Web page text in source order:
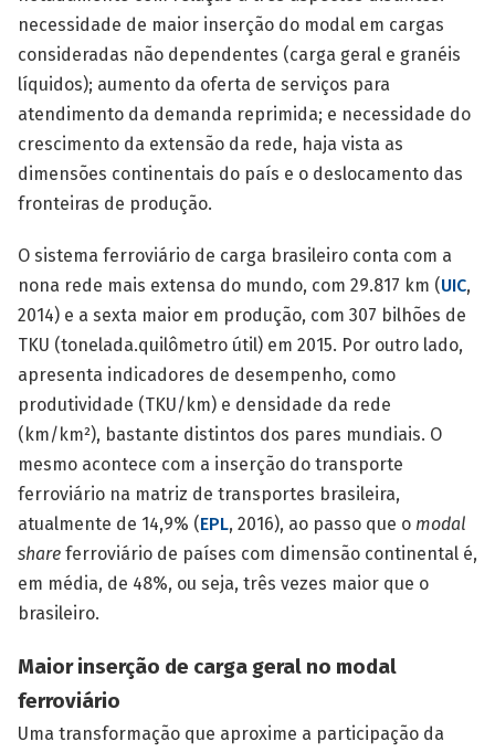
necessidade de maior inserção do modal em cargas
consideradas não dependentes (carga geral e granéis
líquidos); aumento da oferta de serviços para
atendimento da demanda reprimida; e necessidade do
crescimento da extensão da rede, haja vista as
dimensões continentais do país e o deslocamento das
fronteiras de produção.
O sistema ferroviário de carga brasileiro conta com a
nona rede mais extensa do mundo, com 29.817 km (UIC,
2014) e a sexta maior em produção, com 307 bilhões de
TKU (tonelada.quilômetro útil) em 2015. Por outro lado,
apresenta indicadores de desempenho, como
produtividade (TKU/km) e densidade da rede
(km/km²), bastante distintos dos pares mundiais. O
mesmo acontece com a inserção do transporte
ferroviário na matriz de transportes brasileira,
atualmente de 14,9% (EPL, 2016), ao passo que o modal
share ferroviário de países com dimensão continental é,
em média, de 48%, ou seja, três vezes maior que o
brasileiro.
Maior inserção de carga geral no modal
ferroviário
Uma transformação que aproxime a participação da